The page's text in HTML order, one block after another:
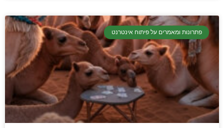
פתרונות ומאמרים על פיתוח אינטרנט